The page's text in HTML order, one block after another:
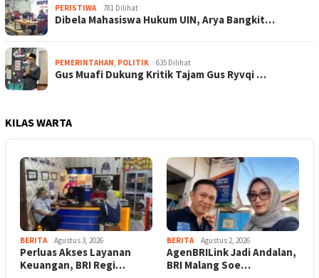
PERISTIWA 781 Dilihat
Dibela Mahasiswa Hukum UIN, Arya Bangkit…
PEMERINTAHAN POLITIK 635 Dilihat
Gus Muafi Dukung Kritik Tajam Gus Ryvqi …
KILAS WARTA
BERITA Agustus 3, 2026
Perluas Akses Layanan
Keuangan, BRI Regi…
BERITA Agustus 2, 2026
AgenBRILink Jadi Andalan,
BRI Malang Soe…